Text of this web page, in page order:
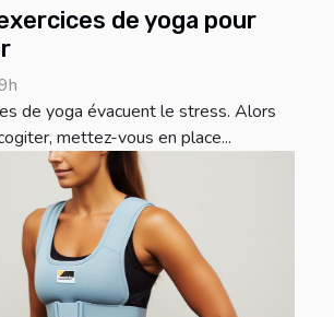
de yoga pour
de yoga évacuent le stress. Alors
mettez-vous en place...